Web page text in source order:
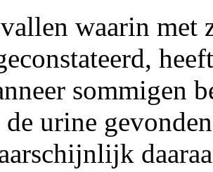
waarin met
sommigen
urine